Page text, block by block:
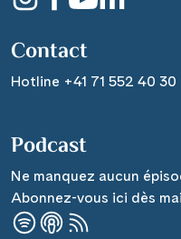
Contact
Hotline +41 71 552 40 30
Podcast
Ne manquez aucun
Abonnez-vous ici dès